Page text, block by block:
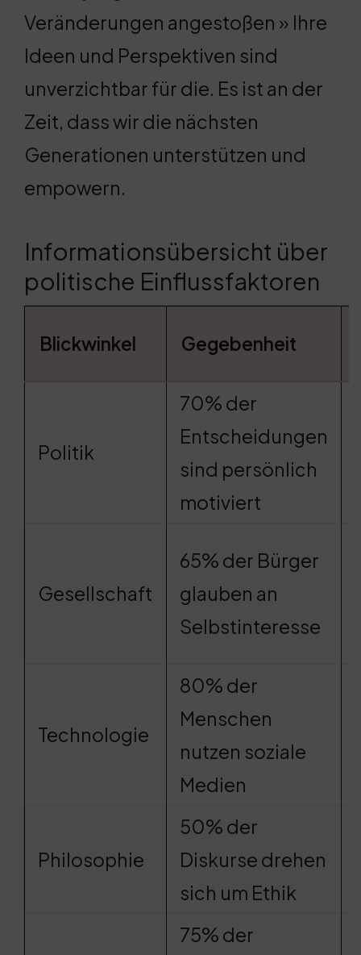
Veränderungen angestoßen » Ihre
Ideen und Perspektiven sind
unverzichtbar für die. Es ist an der
Zeit, dass wir die nächsten
Generationen unterstützen und
empowern.
Informationsübersicht über
politische Einflussfaktoren
Blickwinkel Gegebenheit
Politik
70% der
Entscheidungen
sind persönlich
motiviert
Gesellschaft
65% der Bürger
glauben an
Selbstinteresse
Technologie
80% der
Menschen
nutzen soziale
Medien
Philosophie
50% der
Diskurse drehen
sich um Ethik
75% der